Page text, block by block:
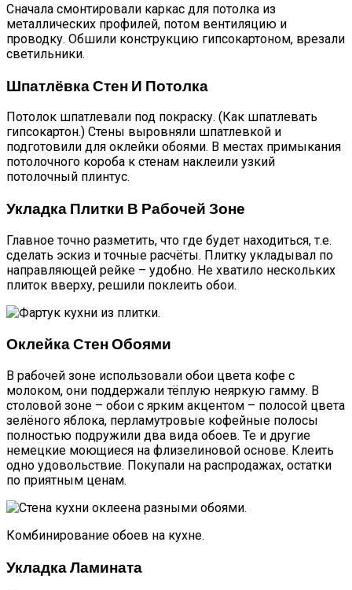
Сначала смонтировали каркас для потолка из
металлических профилей, потом вентиляцию и
проводку. Обшили конструкцию гипсокартоном, врезали
светильники.
Шпатлёвка Стен И Потолка
Потолок шпатлевали под покраску. (Как шпатлевать
гипсокартон.) Стены выровняли шпатлевкой и
подготовили для оклейки обоями. В местах примыкания
потолочного короба к стенам наклеили узкий
потолочный плинтус.
Укладка Плитки В Рабочей Зоне
Главное точно разметить, что где будет находиться, т.е.
сделать эскиз и точные расчёты. Плитку укладывал по
направляющей рейке – удобно. Не хватило нескольких
плиток вверху, решили поклеить обои.
Оклейка Стен Обоями
В рабочей зоне использовали обои цвета кофе с
молоком, они поддержали тёплую неяркую гамму. В
столовой зоне – обои с ярким акцентом – полосой цвета
зелёного яблока, перламутровые кофейные полосы
полностью подружили два вида обоев. Те и другие
немецкие моющиеся на флизелиновой основе. Клеить
одно удовольствие. Покупали на распродажах, остатки
по приятным ценам.
Комбинирование обоев на кухне.
Укладка Ламината